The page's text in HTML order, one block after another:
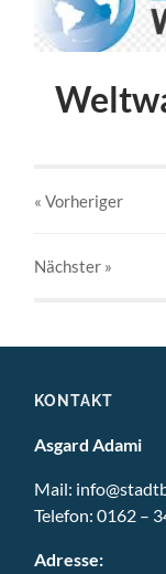
« Vorheriger
Nächster »
KONTAKT
Asgard Adami
Mail:
Telefon:0162 –
Adresse: